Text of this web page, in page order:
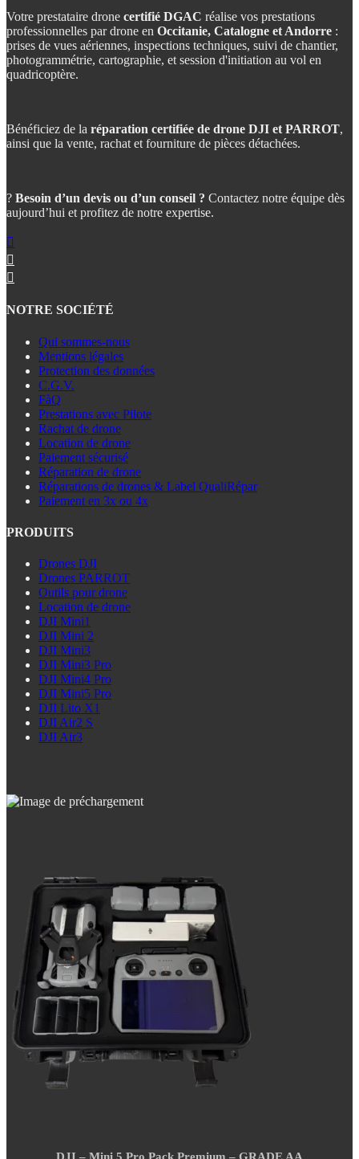
Votre prestataire drone certifié DGAC réalise vos prestations
professionnelles par drone en Occitanie, Catalogne et Andorre :
prises de vues aériennes, inspections techniques, suivi de chantier,
photogrammétrie, cartographie, et session d'initiation au vol en
quadricoptère.
Bénéficiez de la réparation certifiée de drone DJI et PARROT,
ainsi que la vente, rachat et fourniture de pièces détachées.
? Besoin d’un devis ou d’un conseil ? Contactez notre équipe dès
aujourd’hui et profitez de notre expertise.
NOTRE SOCIÉTÉ
Qui sommes-nous
Mentions légales
Protection des données
C.G.V.
FàQ
Prestations avec Pilote
Rachat de drone
Location de drone
Paiement sécurisé
Réparation de drone
Réparations de drones & Label QualiRépar
Paiement en 3x ou 4x
PRODUITS
Drones DJI
Drones PARROT
Outils pour drone
Location de drone
DJI Mini1
DJI Mini 2
DJI Mini3
DJI Mini3 Pro
DJI Mini4 Pro
DJI Mini5 Pro
DJI Lito X1
DJI Air2 S
DJI Air3